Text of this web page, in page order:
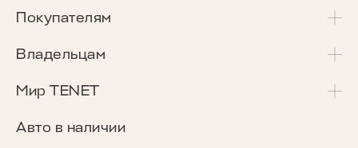
T4
T4L
T7
T8
Покупателям
Акции и спецпредложения
Калькулятор Трейд-Ин
Сравнение комплектаций
Владельцам
Сервисные акции
Программа «Помощь в пути»
Мир TENET
О бренде
Авто в наличии